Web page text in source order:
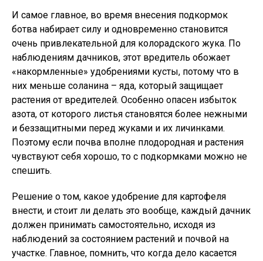
И самое главное, во время внесения подкормок
ботва набирает силу и одновременно становится
очень привлекательной для колорадского жука. По
наблюдениям дачников, этот вредитель обожает
«накормленные» удобрениями кусты, потому что в
них меньше соланина – яда, который защищает
растения от вредителей. Особенно опасен избыток
азота, от которого листья становятся более нежными
и беззащитными перед жуками и их личинками.
Поэтому если почва вполне плодородная и растения
чувствуют себя хорошо, то с подкормками можно не
спешить.
Решение о том, какое удобрение для картофеля
внести, и стоит ли делать это вообще, каждый дачник
должен принимать самостоятельно, исходя из
наблюдений за состоянием растений и почвой на
участке. Главное, помнить, что когда дело касается